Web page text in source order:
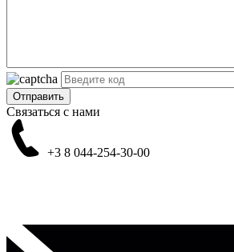
Связаться с нами
+3 8 044-254-30-00